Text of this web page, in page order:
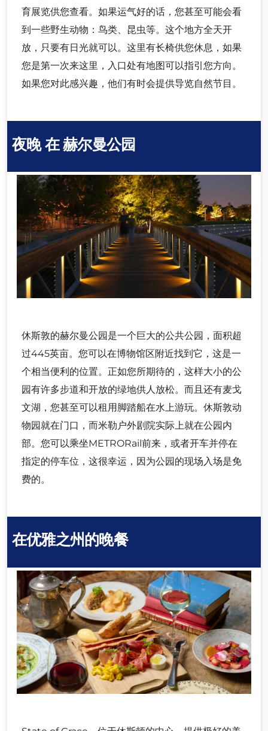
育展览供您查看。如果运气好的话，您甚至可能会看
到一些野生动物：鸟类、昆虫等。这个地方全天开
放，只要有日光就可以。这里有长椅供您休息，如果
您是第一次来这里，入口处有地图可以指引您方向。
如果您对此感兴趣，他们有时会提供导览自然节目。
夜晚在赫尔曼公园
休斯敦的赫尔曼公园是一个巨大的公共公园，面积超
过445英亩。您可以在博物馆区附近找到它，这是一
个相当便利的位置。正如您所期待的，这样大小的公
园有许多步道和开放的绿地供人放松。而且还有麦戈
文湖，您甚至可以租用脚踏船在水上游玩。休斯敦动
物园就在门口，而米勒户外剧院实际上就在公园内
部。您可以乘坐METRORail前来，或者开车并停在
指定的停车位，这很幸运，因为公园的现场入场是免
费的。
在优雅之州的晚餐